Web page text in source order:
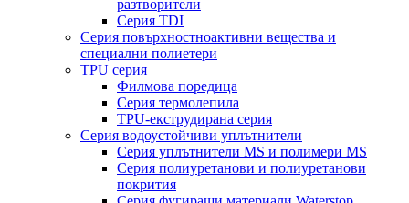
разтворители
Серия TDI
Серия повърхностноактивни вещества и
специални полиетери
TPU серия
Филмова поредица
Серия термолепила
TPU-екструдирана серия
Серия водоустойчиви уплътнители
Серия уплътнители MS и полимери MS
Серия полиуретанови и полиуретанови
покрития